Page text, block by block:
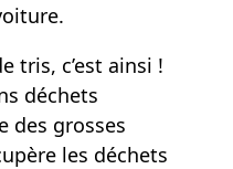
tris, c’est ainsi !
déchets
des grosses
les déchets